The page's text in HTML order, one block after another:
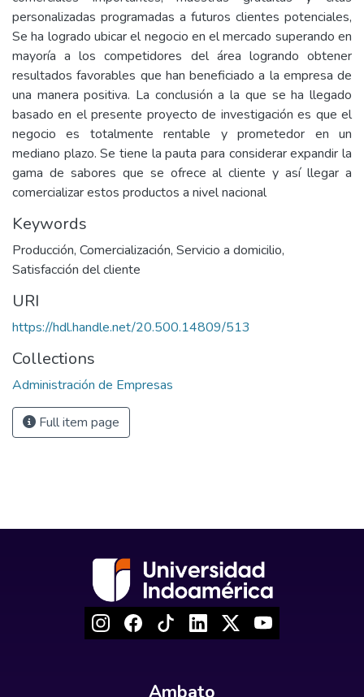
personalizadas programadas a futuros clientes potenciales,
Se ha logrado ubicar el negocio en el mercado superando en
mayoría a los competidores del área logrando obtener
resultados favorables que han beneficiado a la empresa de
una manera positiva. La conclusión a la que se ha llegado
basado en el presente proyecto de investigación es que el
negocio es totalmente rentable y prometedor en un
mediano plazo. Se tiene la pauta para considerar expandir la
gama de sabores que se ofrece al cliente y así llegar a
comercializar estos productos a nivel nacional
Keywords
Producción, Comercialización, Servicio a domicilio,
Satisfacción del cliente
URI
https://hdl.handle.net/20.500.14809/513
Collections
Administración de Empresas
Full item page
Ambato